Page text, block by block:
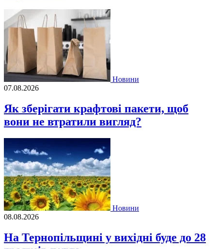
Новини
07.08.2026
Як зберігати крафтові пакети, щоб
вони не втратили вигляд?
Новини
08.08.2026
На Тернопільщині у вихідні буде до 28